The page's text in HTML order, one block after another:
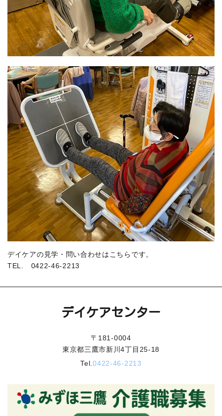
デイケアの見学・問い合わせはこちらです。
TEL. 0422-46-2213
デイケアセンター
〒181-0004
東京都三鷹市新川4丁目25-18
Tel.0422-46-2213